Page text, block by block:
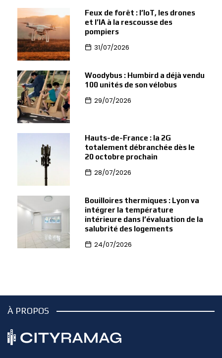
Feux de forêt : l’IoT, les drones
et l’IA à la rescousse des
pompiers
31/07/2026
Woodybus : Humbird a déjà vendu
100 unités de son vélobus
29/07/2026
Hauts-de-France : la 2G
totalement débranchée dès le
20 octobre prochain
28/07/2026
Bouilloires thermiques : Lyon va
intégrer la température
intérieure dans l’évaluation de la
salubrité des logements
24/07/2026
À PROPOS